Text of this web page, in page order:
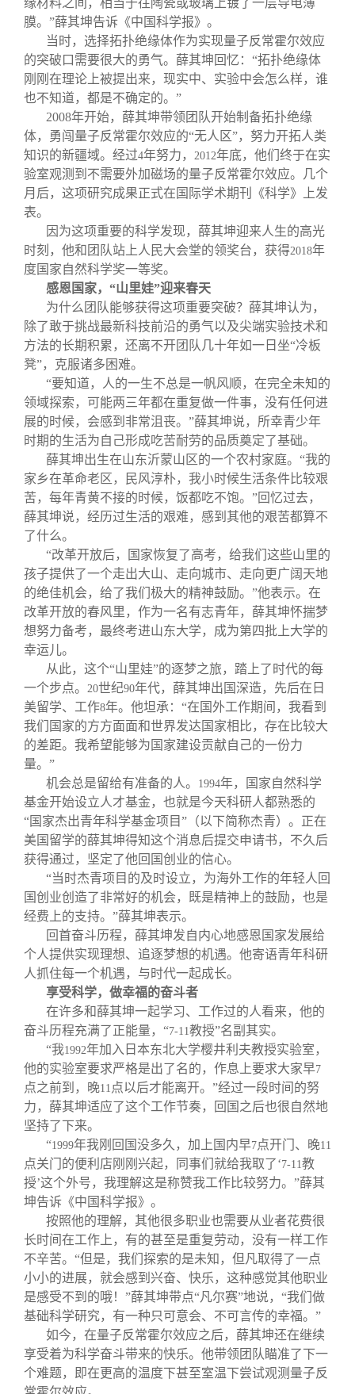
膜。”薛其坤告诉《中国科学报》。
当时，选择拓扑绝缘体作为实现量子反常霍尔效应
的突破口需要很大的勇气。薛其坤回忆：“拓扑绝缘体
刚刚在理论上被提出来，现实中、实验中会怎么样，谁
也不知道，都是不确定的。”
2008年开始，薛其坤带领团队开始制备拓扑绝缘
体，勇闯量子反常霍尔效应的“无人区”，努力开拓人类
知识的新疆域。经过4年努力， 2012年底，他们终于在实
验室观测到不需要外加磁场的量子反常霍尔效应。几个
月后，这项研究成果正式在国际学术期刊《科学》上发
表。
因为这项重要的科学发现，薛其坤迎来人生的高光
时刻，他和团队站上人民大会堂的领奖台，获得2018年
度国家自然科学奖一等奖。
感恩国家，“山里娃”迎来春天
为什么团队能够获得这项重要突破？薛其坤认为，
除了敢于挑战最新科技前沿的勇气以及尖端实验技术和
方法的长期积累，还离不开团队几十年如一日坐“冷板
凳”，克服诸多困难。
“要知道，人的一生不总是一帆风顺，在完全未知的
领域探索，可能两三年都在重复做一件事，没有任何进
展的时候，会感到非常沮丧。”薛其坤说，所幸青少年
时期的生活为自己形成吃苦耐劳的品质奠定了基础。
薛其坤出生在山东沂蒙山区的一个农村家庭。“我的
家乡在革命老区，民风淳朴，我小时候生活条件比较艰
苦，每年青黄不接的时候，饭都吃不饱。”回忆过去，
薛其坤说，经历过生活的艰难，感到其他的艰苦都算不
了什么。
“改革开放后，国家恢复了高考，给我们这些山里的
孩子提供了一个走出大山、走向城市、走向更广阔天地
的绝佳机会，给了我们极大的精神鼓励。”他表示。在
改革开放的春风里，作为一名有志青年，薛其坤怀揣梦
想努力备考，最终考进山东大学，成为第四批上大学的
幸运儿。
从此，这个“山里娃”的逐梦之旅，踏上了时代的每
一个步点。
20世纪90年代，薛其坤出国深造，先后在日
美留学、工作8年。他坦承：“在国外工作期间，我看到
我们国家的方方面面和世界发达国家相比，存在比较大
的差距。我希望能够为国家建设贡献自己的一份力
量。”
机会总是留给有准备的人。
1994年，国家自然科学
基金开始设立人才基金，也就是今天科研人都熟悉的
“国家杰出青年科学基金项目”（以下简称杰青）。正在
美国留学的薛其坤得知这个消息后提交申请书，不久后
获得通过，坚定了他回国创业的信心。
“当时杰青项目的及时设立，为海外工作的年轻人回
国创业创造了非常好的机会，既是精神上的鼓励，也是
经费上的支持。”薛其坤表示。
回首奋斗历程，薛其坤发自内心地感恩国家发展给
个人提供实现理想、追逐梦想的机遇。他寄语青年科研
人抓住每一个机遇，与时代一起成长。
享受科学，做幸福的奋斗者
在许多和薛其坤一起学习、工作过的人看来，他的
奋斗历程充满了正能量，“7-11教授”名副其实。
“我1992年加入日本东北大学樱井利夫教授实验室，
他的实验室要求严格是出了名的，作息上要求大家早7
点之前到，晚11 点以后才能离开。”经过一段时间的努
力，薛其坤适应了这个工作节奏，回国之后也很自然地
坚持了下来。
“1999年我刚回国没多久，加上国内早7点开门、晚11
点关门的便利店刚刚兴起，同事们就给我取了‘7-11教
授’这个外号，我理解这是称赞我工作比较努力。”薛其
坤告诉《中国科学报》。
按照他的理解，其他很多职业也需要从业者花费很
长时间在工作上，有的甚至是重复劳动，没有一样工作
不辛苦。“但是，我们探索的是未知，但凡取得了一点
小小的进展，就会感到兴奋、快乐，这种感觉其他职业
是感受不到的哦！”薛其坤带点“凡尔赛”地说，“我们做
基础科学研究，有一种只可意会、不可言传的幸福。”
如今，在量子反常霍尔效应之后，薛其坤还在继续
享受着为科学奋斗带来的快乐。他带领团队瞄准了下一
个难题，即在更高的温度下甚至室温下尝试观测量子反